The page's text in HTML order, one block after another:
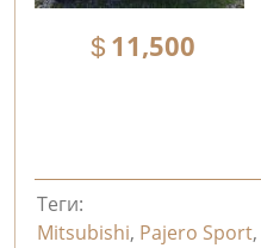
11,500
Теги:
Mitsubishi, Pajero Sport,